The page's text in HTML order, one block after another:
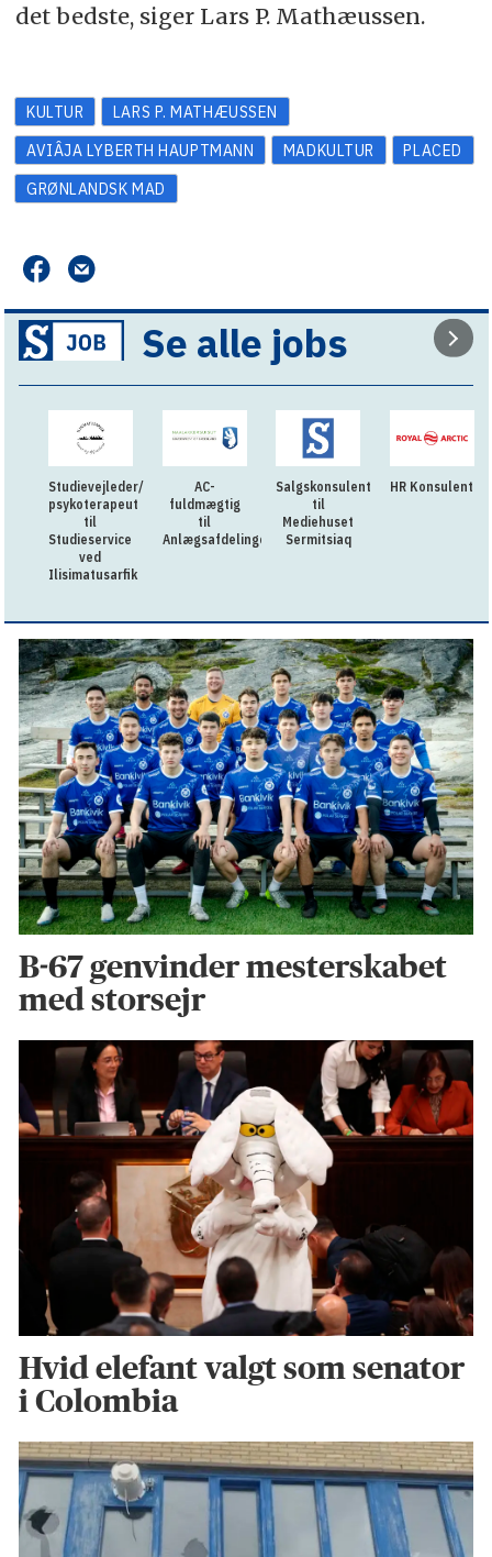
det bedste, siger Lars P. Mathæussen.
KULTUR
LARS P. MATHÆUSSEN
AVIÂJA LYBERTH HAUPTMANN
MADKULTUR
PLACED
GRØNLANDSK MAD
Se alle jobs
Studievejleder/
psykoterapeut
til
Studieservice
ved
Ilisimatusarfik
AC-
fuldmægtig
til
Anlægsafdelingen
Salgskonsulent
til
Mediehuset
Sermitsiaq
HR Konsulent
B-67 genvinder mesterskabet
med storsejr
Hvid elefant valgt som senator
i Colombia